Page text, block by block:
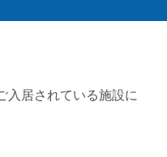
入居されている施設に